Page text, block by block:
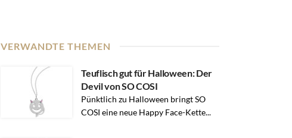
VERWANDTE THEMEN
Teuflisch gut für Halloween: Der
Devil von SO COSI
Pünktlich zu Halloween bringt SO
COSI eine neue Happy Face-Kette...